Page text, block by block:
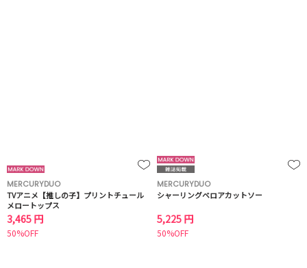
MERCURYDUO
TVアニメ【推しの子】プリントチュール
メロートップス
3,465 円
50%OFF
MERCURYDUO
シャーリングベロアカットソー
5,225 円
50%OFF